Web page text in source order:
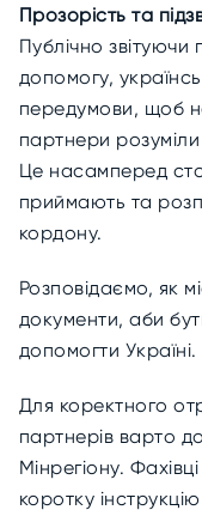
Прозорість та
Публічно
допомогу,
передумови, щоб
партнери розуміли
Це насамперед
приймають та
кордону.
Розповідаємо, як
документи, аби
допомогти Україні.
Для коректного
партнерів варто
Мінрегіону.
коротку